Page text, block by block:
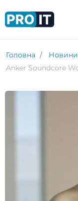
Головна
Новини